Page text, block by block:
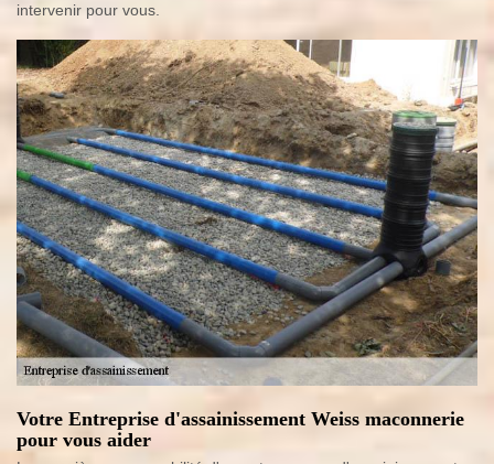
intervenir pour vous.
Votre Entreprise d'assainissement Weiss maconnerie
pour vous aider